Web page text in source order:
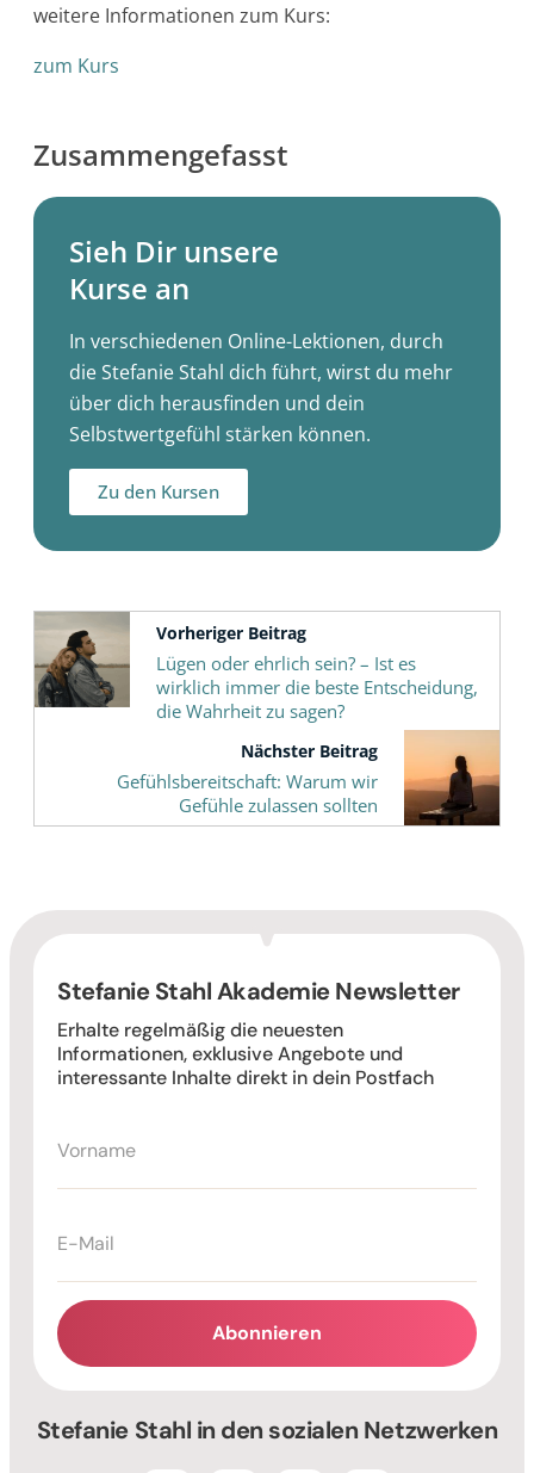
weitere Informationen zum Kurs:
zum Kurs
Zusammengefasst
Sieh Dir unsere
Kurse an
In verschiedenen Online-Lektionen, durch
die Stefanie Stahl dich führt, wirst du mehr
über dich herausfinden und dein
Selbstwertgefühl stärken können.
Zu den Kursen
Vorheriger Beitrag
Lügen oder ehrlich sein? – Ist es
wirklich immer die beste Entscheidung,
die Wahrheit zu sagen?
Nächster Beitrag
Gefühlsbereitschaft: Warum wir
Gefühle zulassen sollten
Stefanie Stahl Akademie Newsletter
Erhalte regelmäßig die neuesten
Informationen, exklusive Angebote und
interessante Inhalte direkt in dein Postfach
Abonnieren
Stefanie Stahl in den sozialen Netzwerken